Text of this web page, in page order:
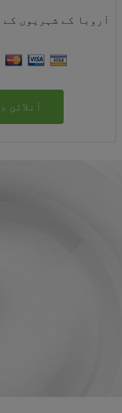
آروبا کے شہریوں کے
آنلائن